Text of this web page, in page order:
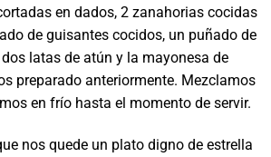
en dados, 2 zanahorias cocidas
de guisantes cocidos, un puñado de
latas de atún y la mayonesa de
preparado anteriormente. Mezclamos
en frío hasta el momento de servir.
nos quede un plato digno de estrella